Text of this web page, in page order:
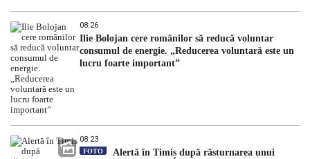
08:26
Ilie Bolojan cere românilor să reducă voluntar
consumul de energie. „Reducerea voluntară este un
lucru foarte important”
08:23
FOTO
Alertă în Timiș după răsturnarea unui